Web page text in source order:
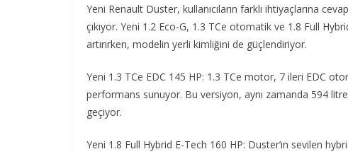
Yeni Renault Duster, kullanıcıların farklı ihtiyaçlarına
çıkıyor. Yeni 1.2 Eco-G, 1.3 TCe otomatik ve 1.8 Full
artırırken, modelin yerli kimliğini de güçlendiriyor.
Yeni 1.3 TCe EDC 145 HP: 1.3 TCe motor, 7 ileri EDC
performans sunuyor. Bu versiyon, aynı zamanda 594
geçiyor.
Yeni 1.8 Full Hybrid E-Tech 160 HP: Duster’ın sevilen